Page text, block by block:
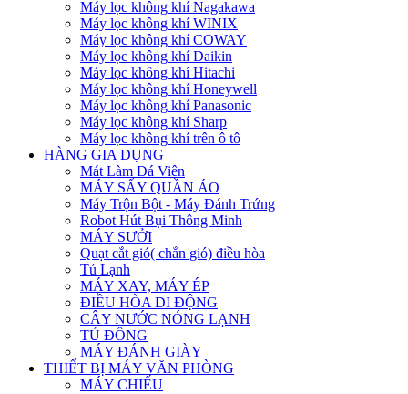
Máy lọc không khí Nagakawa
Máy lọc không khí WINIX
Máy lọc không khí COWAY
Máy lọc không khí Daikin
Máy lọc không khí Hitachi
Máy lọc không khí Honeywell
Máy lọc không khí Panasonic
Máy lọc không khí Sharp
Máy lọc không khí trên ô tô
HÀNG GIA DỤNG
Mát Làm Đá Viên
MÁY SẤY QUẦN ÁO
Máy Trộn Bột - Máy Đánh Trứng
Robot Hút Bụi Thông Minh
MÁY SƯỞI
Quạt cắt gió( chắn gió) điều hòa
Tủ Lạnh
MÁY XAY, MÁY ÉP
ĐIỀU HÒA DI ĐỘNG
CÂY NƯỚC NÓNG LẠNH
TỦ ĐÔNG
MÁY ĐÁNH GIÀY
THIẾT BỊ MÁY VĂN PHÒNG
MÁY CHIẾU